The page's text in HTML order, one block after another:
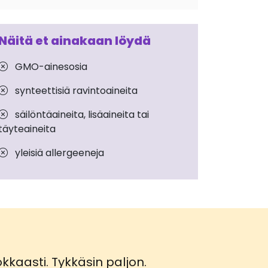
et ainakaan löydä
GMO-ainesosia
synteettisiä ravintoaineita
säilöntäaineita, lisäaineita tai
yleisiä allergeeneja
Tykkäsin paljon.